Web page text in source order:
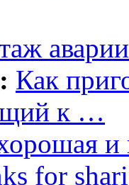
Как
к …
и
for